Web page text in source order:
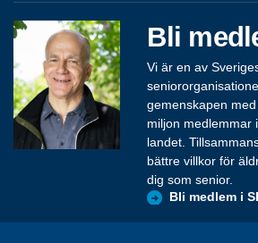
Bli
Vi är en av
gemenskapen
miljon medlemmar
landet.
bättre villkor för
dig som senior.
Bli medlem i